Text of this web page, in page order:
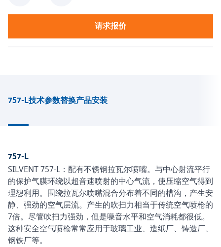
请求报价
757-L技术参数替换产品安装
757-L
SILVENT 757-L：配有不锈钢拉瓦尔喷嘴。与中心射流平行
的保护气膜环绕以超音速喷射的中心气流，使压缩空气得到
理想利用。围绕拉瓦尔喷嘴混合分布着不同的槽沟，产生安
静、强劲的空气层流。产生的吹扫力相当于传统空气喷枪的
7倍。尽管吹扫力强劲，但是噪音水平和空气消耗都很低。
这种安全空气喷枪常常应用于玻璃工业、造纸厂、铸造厂、
钢铁厂等。